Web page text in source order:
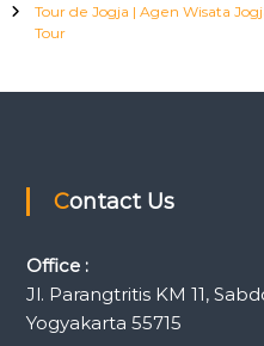
Tour de Jogja | Agen Wisata
Tour
Contact Us
Office :
Jl. Parangtritis KM 11,
Yogyakarta 55715